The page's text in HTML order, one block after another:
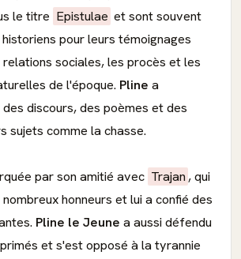
le titre Epistulae et sont souvent
pour leurs témoignages
sociales, les procès et les
de l'époque. Pline a
discours, des poèmes et des
sujets comme la chasse.
par son amitié avec Trajan , qui
honneurs et lui a confié des
Pline le Jeune a aussi défendu
et s'est opposé à la tyrannie